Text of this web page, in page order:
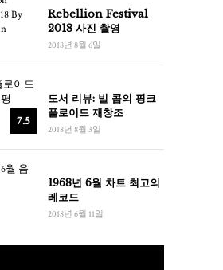
Rebellion Festival
2018 사진 촬영
2018년 8월 6일
7.5
도서 리뷰: 빌 콥의 핑크
플로이드 재창조
2018년 8월 3일
1968년 6월 차트 최고의
레코드
2018년 6월 11일